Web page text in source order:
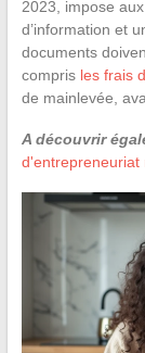
2023, impose
d’information et
documents
compris les frais
de mainlevée,
A découvrir
d'entrepreneuriat